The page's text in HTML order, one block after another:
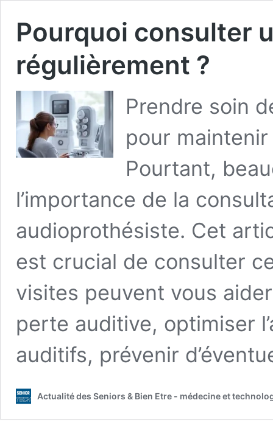
Pourquoi consulter
régulièrement ?
Prendre soin
pour
Pourtant,
l’importance de la
audioprothésiste. Cet
est crucial de consulter
visites peuvent vous
perte auditive, optimiser
auditifs, prévenir
Actualité des Seniors & Bien Etre - médecine et